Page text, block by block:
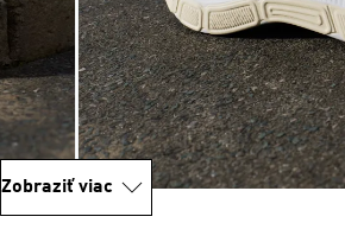
Zobraziť viac